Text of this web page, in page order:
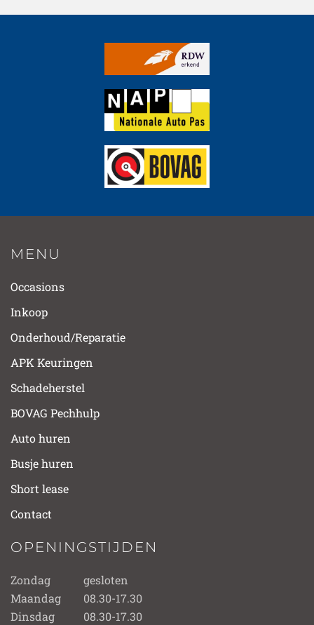
MENU
Occasions
Inkoop
Onderhoud/Reparatie
APK Keuringen
Schadeherstel
BOVAG Pechhulp
Auto huren
Busje huren
Short lease
Contact
OPENINGSTIJDEN
Zondag
gesloten
Maandag
08.30-17.30
Dinsdag
08.30-17.30